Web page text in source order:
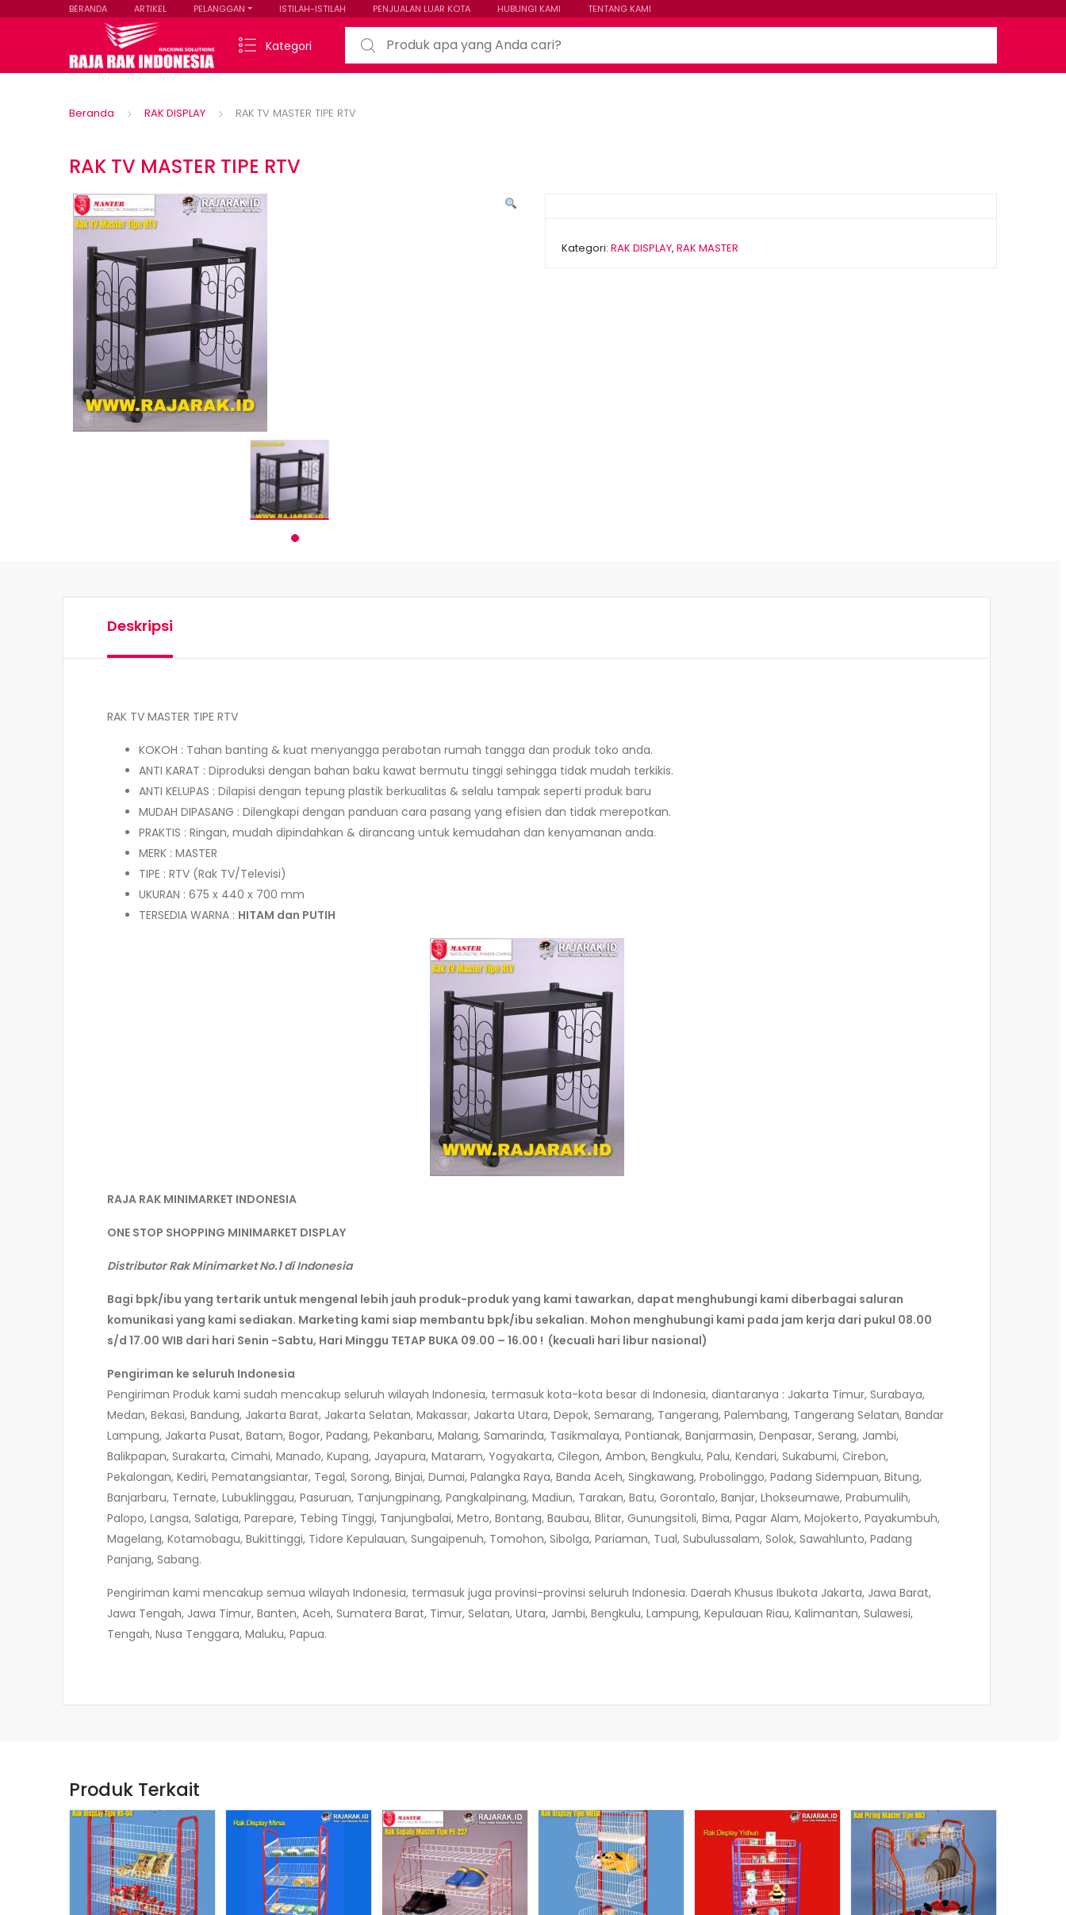
BERANDA ARTIKEL PELANGGAN ISTILAH-ISTILAH PENJUALAN LUAR KOTA HUBUNGI KAMI TENTANG KAMI
Kategori
Search for:
Beranda RAK DISPLAY RAK TV MASTER TIPE RTV
RAK TV MASTER TIPE RTV
Kategori: RAK DISPLAY, RAK MASTER
Deskripsi
RAK TV MASTER TIPE RTV
KOKOH : Tahan banting & kuat menyangga perabotan rumah tangga dan produk toko anda.
ANTI KARAT : Diproduksi dengan bahan baku kawat bermutu tinggi sehingga tidak mudah terkikis.
ANTI KELUPAS : Dilapisi dengan tepung plastik berkualitas & selalu tampak seperti produk baru
MUDAH DIPASANG : Dilengkapi dengan panduan cara pasang yang efisien dan tidak merepotkan.
PRAKTIS : Ringan, mudah dipindahkan & dirancang untuk kemudahan dan kenyamanan anda.
MERK : MASTER
TIPE : RTV (Rak TV/Televisi)
UKURAN : 675 x 440 x 700 mm
TERSEDIA WARNA : HITAM dan PUTIH
RAJA RAK MINIMARKET INDONESIA
ONE STOP SHOPPING MINIMARKET DISPLAY
Distributor Rak Minimarket No.1 di Indonesia
Bagi bpk/ibu yang tertarik untuk mengenal lebih jauh produk-produk yang kami tawarkan, dapat menghubungi kami diberbagai saluran
komunikasi yang kami sediakan. Marketing kami siap membantu bpk/ibu sekalian. Mohon menghubungi kami pada jam kerja dari pukul 08.00
s/d 17.00 WIB dari hari Senin -Sabtu, Hari Minggu TETAP BUKA 09.00 – 16.00 ! (kecuali hari libur nasional)
Pengiriman ke seluruh Indonesia
Pengiriman Produk kami sudah mencakup seluruh wilayah Indonesia, termasuk kota-kota besar di Indonesia, diantaranya : Jakarta Timur, Surabaya,
Medan, Bekasi, Bandung, Jakarta Barat, Jakarta Selatan, Makassar, Jakarta Utara, Depok, Semarang, Tangerang, Palembang, Tangerang Selatan, Bandar
Lampung, Jakarta Pusat, Batam, Bogor, Padang, Pekanbaru, Malang, Samarinda, Tasikmalaya, Pontianak, Banjarmasin, Denpasar, Serang, Jambi,
Balikpapan, Surakarta, Cimahi, Manado, Kupang, Jayapura, Mataram, Yogyakarta, Cilegon, Ambon, Bengkulu, Palu, Kendari, Sukabumi, Cirebon,
Pekalongan, Kediri, Pematangsiantar, Tegal, Sorong, Binjai, Dumai, Palangka Raya, Banda Aceh, Singkawang, Probolinggo, Padang Sidempuan, Bitung,
Banjarbaru, Ternate, Lubuklinggau, Pasuruan, Tanjungpinang, Pangkalpinang, Madiun, Tarakan, Batu, Gorontalo, Banjar, Lhokseumawe, Prabumulih,
Palopo, Langsa, Salatiga, Parepare, Tebing Tinggi, Tanjungbalai, Metro, Bontang, Baubau, Blitar, Gunungsitoli, Bima, Pagar Alam, Mojokerto, Payakumbuh,
Magelang, Kotamobagu, Bukittinggi, Tidore Kepulauan, Sungaipenuh, Tomohon, Sibolga, Pariaman, Tual, Subulussalam, Solok, Sawahlunto, Padang
Panjang, Sabang.
Pengiriman kami mencakup semua wilayah Indonesia, termasuk juga provinsi-provinsi seluruh Indonesia. Daerah Khusus Ibukota Jakarta, Jawa Barat,
Jawa Tengah, Jawa Timur, Banten, Aceh, Sumatera Barat, Timur, Selatan, Utara, Jambi, Bengkulu, Lampung, Kepulauan Riau, Kalimantan, Sulawesi,
Tengah, Nusa Tenggara, Maluku, Papua.
Produk Terkait